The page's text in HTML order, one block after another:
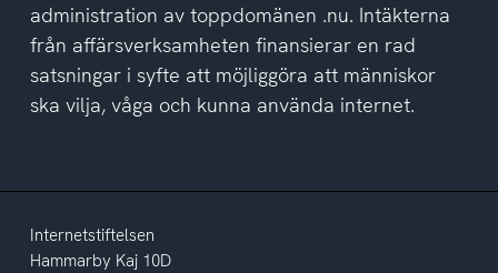
administration av toppdomänen .nu. Intäkterna
från affärsverksamheten finansierar en rad
satsningar i syfte att möjliggöra att människor
ska vilja, våga och kunna använda internet.
Internetstiftelsen
Hammarby Kaj 10D